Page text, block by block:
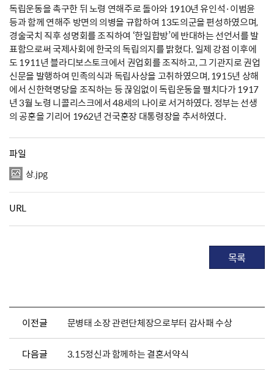
독립운동을 촉구한 뒤 노령 연해주로 돌아와 1910년 유인석·이범윤
등과 함께 연해주 방면의 의병을 규합하여 13도의군을 편성하였으며,
경술국치 직후 성명회를 조직하여 ‘한일합방’에 반대하는 선언서를 발
표함으로써 국제사회에 한국의 독립의지를 밝혔다. 일제 강점 이후에
도 1911년 블라디보스토크에서 권업회를 조직하고, 그 기관지로 권업
신문을 발행하여 민족의식과 독립사상을 고취하였으며, 1915년 상해
에서 신한혁명당을 조직하는 등 끊임없이 독립운동을 펼치다가 1917
년 3월 노령 니콜리스크에서 48세의 나이로 서거하였다. 정부는 선생
의 공훈을 기리어 1962년 건국훈장 대통령장을 추서하였다.
파일
상.jpg
URL
목록
이전글 문병태 소장 관련단체장으로부터 감사패 수상
다음글 3.15정신과 함께하는 결혼서약식